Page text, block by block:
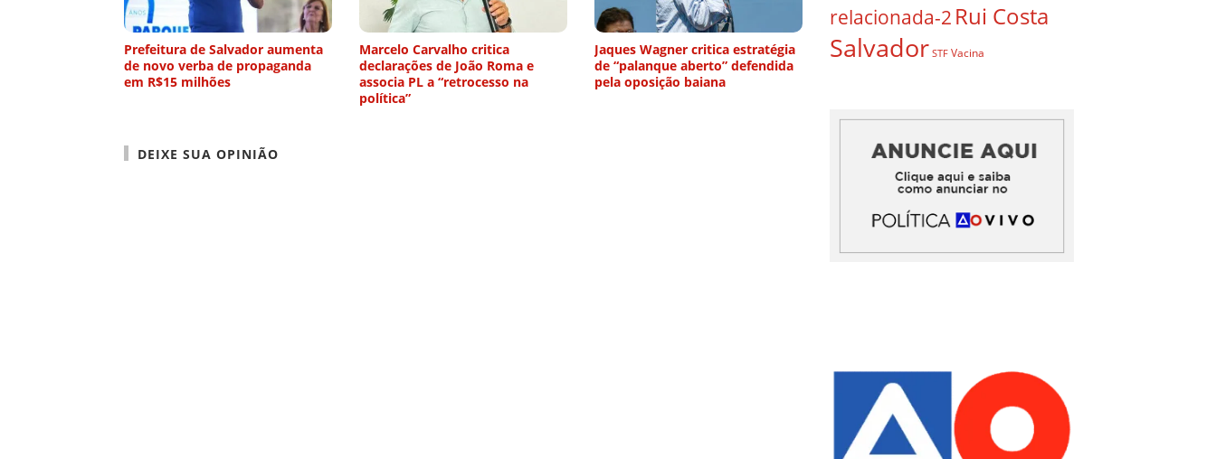
Prefeitura de Salvador aumenta
de novo verba de propaganda
em R$15 milhões
Marcelo Carvalho critica
declarações de João Roma e
associa PL a “retrocesso na
política”
Jaques Wagner critica estratégia
de “palanque aberto” defendida
pela oposição baiana
DEIXE SUA OPINIÃO
relacionada-2 Rui Costa
Salvador STF Vacina